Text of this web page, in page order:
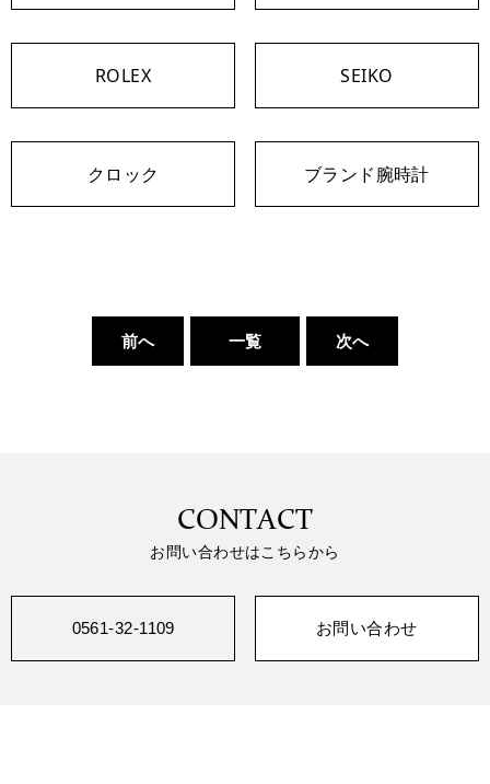
ROLEX SEIKO
クロック ブランド腕時計
前へ 一覧 次へ
CONTACT
お問い合わせはこちらから
0561-32-1109 お問い合わせ